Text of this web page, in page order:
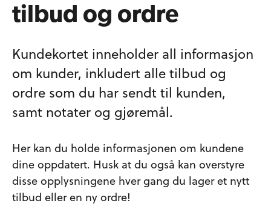
tilbud og ordre
Kundekortet inneholder all informasjon
om kunder, inkludert alle tilbud og
ordre som du har sendt til kunden,
samt notater og gjøremål.
Her kan du holde informasjonen om kundene
dine oppdatert. Husk at du også kan overstyre
disse opplysningene hver gang du lager et nytt
tilbud eller en ny ordre!